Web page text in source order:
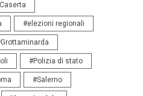
#elezioni regionali
#Polizia di stato
#Salerno